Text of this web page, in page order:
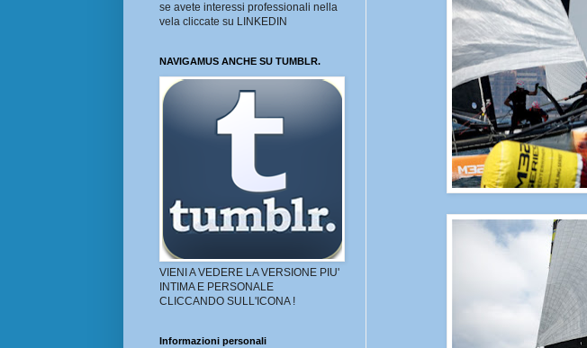
se avete interessi professionali nella
vela cliccate su LINKEDIN
NAVIGAMUS ANCHE SU TUMBLR.
VIENI A VEDERE LA VERSIONE PIU'
INTIMA E PERSONALE
CLICCANDO SULL'ICONA !
Informazioni personali